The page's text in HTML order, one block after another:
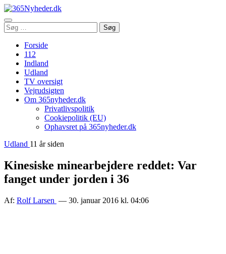
Åbn
menu
Søg
efter:
Søg
Forside
112
Indland
Udland
TV oversigt
Vejrudsigten
Om 365nyheder.dk
Privatlivspolitik
Cookiepolitik (EU)
Ophavsret på 365nyheder.dk
Udland 11 år siden
Kinesiske minearbejdere reddet: Var
fanget under jorden i 36
Af: Rolf Larsen — 30. januar 2016 kl. 04:06